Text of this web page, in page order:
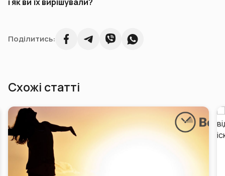
Поділитись:
Схожі статті